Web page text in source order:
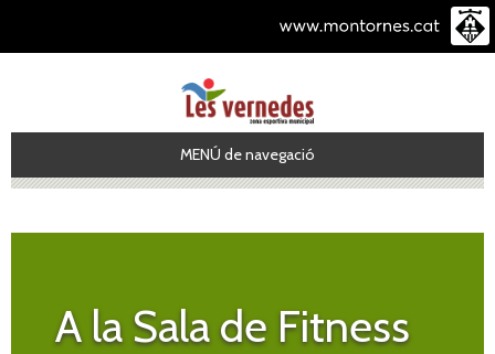
MENÚ de navegació
A la Sala de Fitness